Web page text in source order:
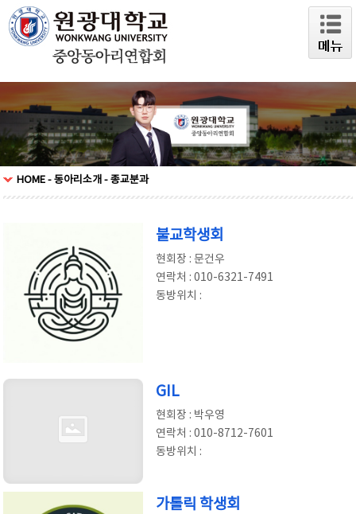
HOME - 동아리소개 - 종교분과
불교학생회
현회장 : 문건우
연락처 : 010-6321-7491
동방위치 :
GIL
현회장 : 박우영
연락처 : 010-8712-7601
동방위치 :
가톨릭 학생회